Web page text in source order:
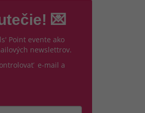
💌
Point evente ako
newslettrov.
e-mail a